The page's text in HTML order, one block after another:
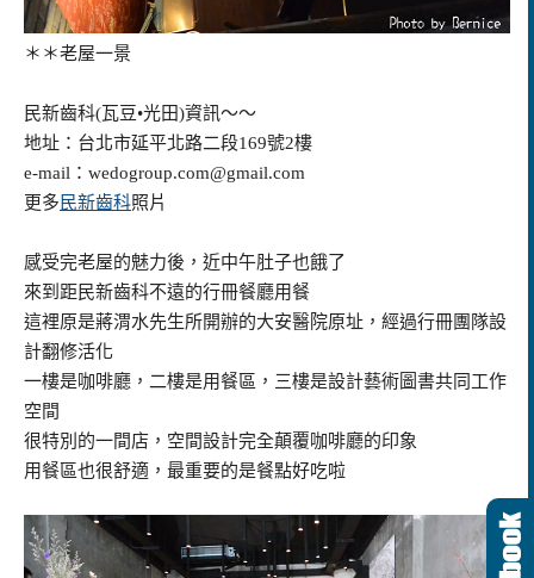
＊＊老屋一景
民新齒科(瓦豆•光田)資訊～～
地址：台北市延平北路二段169號2樓
e-mail： wedogroup.com@gmail.com
更多民新齒科照片
感受完老屋的魅力後，近中午肚子也餓了
來到距民新齒科不遠的行冊餐廳用餐
這裡原是蔣渭水先生所開辦的大安醫院原址，經過行冊團隊設
計翻修活化
一樓是咖啡廳，二樓是用餐區，三樓是設計藝術圖書共同工作
空間
很特別的一間店，空間設計完全顛覆咖啡廳的印象
用餐區也很舒適，最重要的是餐點好吃啦